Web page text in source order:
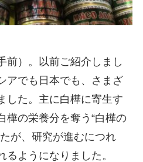
）。以前ご紹介しまし
アでも日本でも、さまざ
した。主に白樺に寄生す
樺の栄養分を奪う“白樺の
が、研究が進むにつれ
るようになりました。